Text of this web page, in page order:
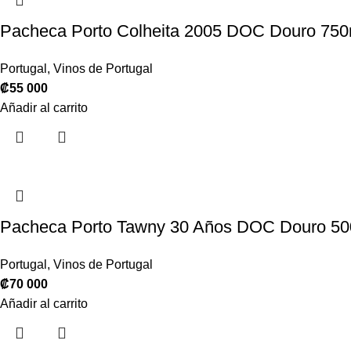
Pacheca Porto Colheita 2005 DOC Douro
Portugal , Vinos de Portugal
₡55 000
Añadir al carrito
Pacheca Porto Tawny 30 Años DOC Douro
Portugal , Vinos de Portugal
₡70 000
Añadir al carrito